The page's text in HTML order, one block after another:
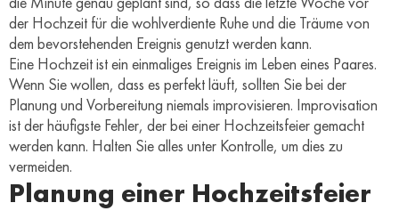
der Hochzeit für die wohlverdiente Ruhe und die Träume von
dem bevorstehenden Ereignis genutzt werden kann.
Eine Hochzeit ist ein einmaliges Ereignis im Leben eines Paares.
Wenn Sie wollen, dass es perfekt läuft, sollten Sie bei der
Planung und Vorbereitung niemals improvisieren. Improvisation
ist der häufigste Fehler, der bei einer Hochzeitsfeier gemacht
werden kann. Halten Sie alles unter Kontrolle, um dies zu
vermeiden.
Planung einer Hochzeitsfeier